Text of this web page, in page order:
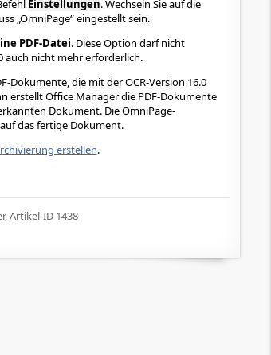
Einstellungen. Wechseln Sie auf die
„OmniPage“ eingestellt sein.
PDF-Datei. Diese Option darf nicht
auch nicht mehr erforderlich.
die mit der OCR-Version 16.0
erstellt Office Manager die PDF-Dokumente
Dokument. Die OmniPage-
das fertige Dokument.
erstellen.
Artikel-ID 1438